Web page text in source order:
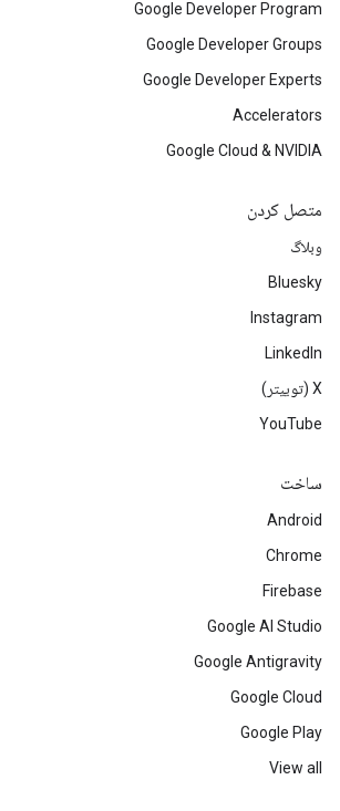
Google Developer Program
Google Developer Groups
Google Developer Experts
Accelerators
Google Cloud & NVIDIA
متصل کردن
وبلاگ
Bluesky
Instagram
LinkedIn
‫X (توییتر)
YouTube
ساخت
Android
Chrome
Firebase
Google AI Studio
Google Antigravity
Google Cloud
Google Play
View all